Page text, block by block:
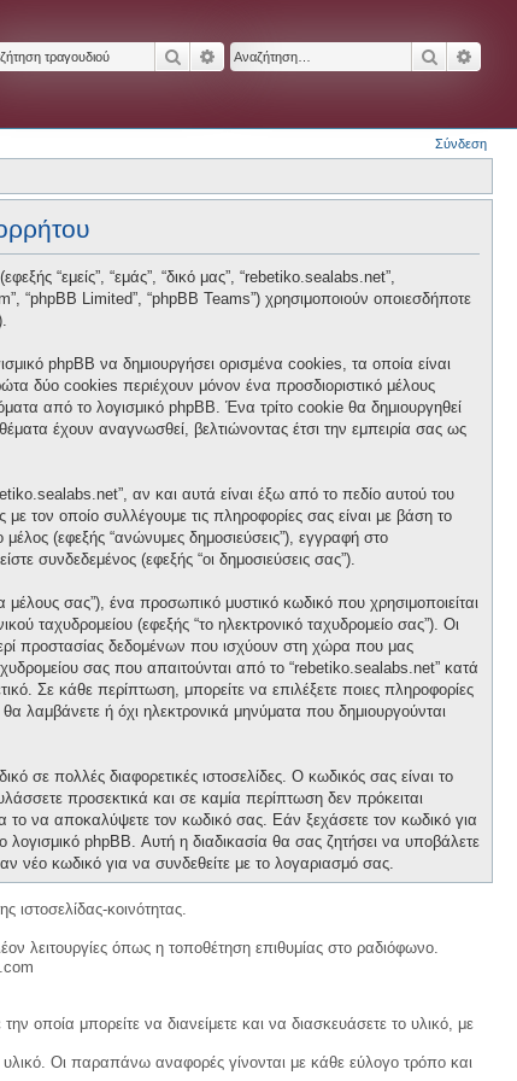
ΑναζήτησηΕιδική αναζήτηση
Σύνδεση
“εμείς”, “εμάς”, “δικό μας”, “rebetiko.sealabs.net”,
“phpBB Limited”, “phpBB Teams”) χρησιμοποιούν οποιεσδήποτε
phpBB να δημιουργήσει ορισμένα cookies, τα οποία είναι
δύο cookies περιέχουν μόνον ένα προσδιοριστικό μέλους
από το λογισμικό phpBB. Ένα τρίτο cookie θα δημιουργηθεί
έχουν αναγνωσθεί, βελτιώνοντας έτσι την εμπειρία σας ως
αν και αυτά είναι έξω από το πεδίο αυτού του
τον οποίο συλλέγουμε τις πληροφορίες σας είναι με βάση το
(εφεξής “ανώνυμες δημοσιεύσεις”), εγγραφή στο
συνδεδεμένος (εφεξής “οι δημοσιεύσεις σας”).
σας”), ένα προσωπικό μυστικό κωδικό που χρησιμοποιείται
ταχυδρομείου (εφεξής “το ηλεκτρονικό ταχυδρομείο σας”). Οι
προστασίας δεδομένων που ισχύουν στη χώρα που μας
σας που απαιτούνται από το “rebetiko.sealabs.net” κατά
Σε κάθε περίπτωση, μπορείτε να επιλέξετε ποιες πληροφορίες
λαμβάνετε ή όχι ηλεκτρονικά μηνύματα που δημιουργούνται
σε πολλές διαφορετικές ιστοσελίδες. Ο κωδικός σας είναι το
προσεκτικά και σε καμία περίπτωση δεν πρόκειται
το να αποκαλύψετε τον κωδικό σας. Εάν ξεχάσετε τον κωδικό για
phpBB. Αυτή η διαδικασία θα σας ζητήσει να υποβάλετε
νέο κωδικό για να συνδεθείτε με το λογαριασμό σας.
ιστοσελίδας-κοινότητας.
λειτουργίες όπως η τοποθέτηση επιθυμίας στο ραδιόφωνο.
μπορείτε να διανείμετε και να διασκευάσετε το υλικό, με
Οι παραπάνω αναφορές γίνονται με κάθε εύλογο τρόπο και